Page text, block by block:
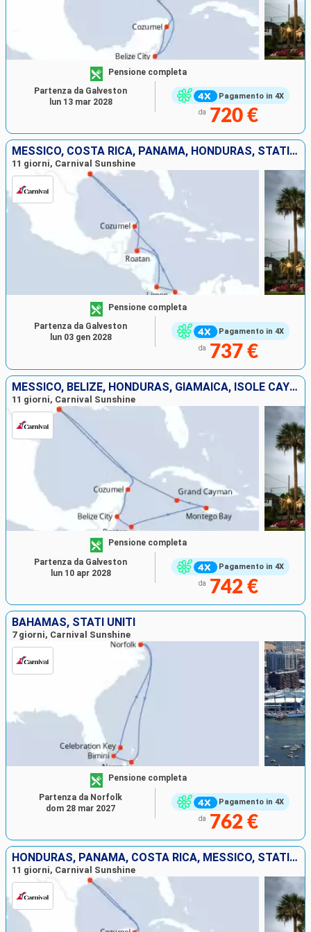
Pagamento in 4X
Pensione completa
da 720 €
Partenza da Galveston
lun 13 mar 2028
MESSICO, COSTA RICA, PANAMA, HONDURAS, STATI UNITI
11 giorni, Carnival Sunshine
Pagamento in 4X
Pensione completa
da 737 €
Partenza da Galveston
lun 03 gen 2028
MESSICO, BELIZE, HONDURAS, GIAMAICA, ISOLE CAYMAN, STATI UNITI
11 giorni, Carnival Sunshine
Pagamento in 4X
Pensione completa
da 742 €
Partenza da Galveston
lun 10 apr 2028
BAHAMAS, STATI UNITI
7 giorni, Carnival Sunshine
Pagamento in 4X
Pensione completa
da 762 €
Partenza da Norfolk
dom 28 mar 2027
HONDURAS, PANAMA, COSTA RICA, MESSICO, STATI UNITI
11 giorni, Carnival Sunshine